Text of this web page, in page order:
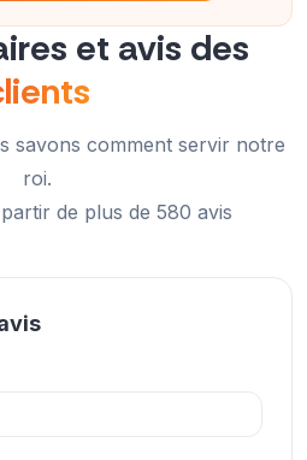
et avis des
savons comment servir notre
roi.
de plus de 580 avis
livraison rapide. Je
ce service.
conformes à la
content.